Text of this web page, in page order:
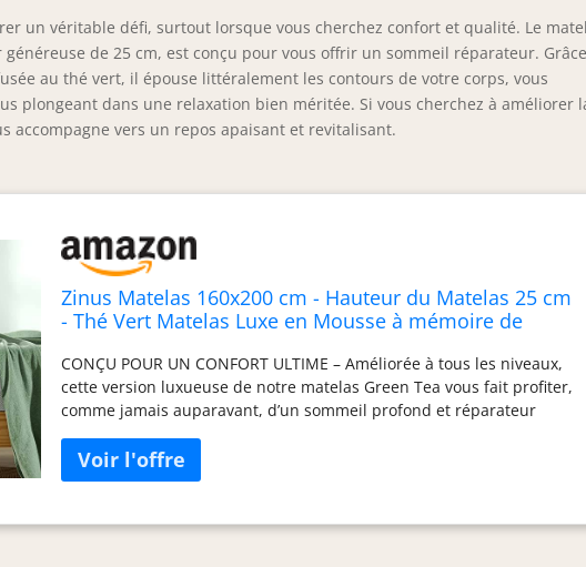
un véritable défi, surtout lorsque vous cherchez confort et qualité. Le
généreuse de 25 cm, est conçu pour vous offrir un sommeil réparateur.
au thé vert, il épouse littéralement les contours de votre corps, vous
plongeant dans une relaxation bien méritée. Si vous cherchez à améliorer
accompagne vers un repos apaisant et revitalisant.
Zinus Matelas 160x200 cm - Hauteur du Matelas 25 cm
- Thé Vert Matelas Luxe en Mousse à mémoire de
CONÇU POUR UN CONFORT ULTIME – Améliorée à tous les niveaux,
cette version luxueuse de notre matelas Green Tea vous fait profiter,
comme jamais auparavant, d’un sommeil profond et réparateur
TOUJOURS PLUS PERFORMANT – Intégrant plus de mousse à
mémoire de forme, une housse respirante en maille douce, et avec
du thé vert naturel infusé dans chaque couche, notre matelas le
plus confortable et réparateur SOMMEIL RÉPARATEUR – Chaque